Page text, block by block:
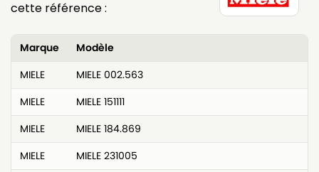
cette référence :
Marque
Modèle
MIELE
MIELE 002.563
MIELE
MIELE 151111
MIELE
MIELE 184.869
MIELE
MIELE 231005